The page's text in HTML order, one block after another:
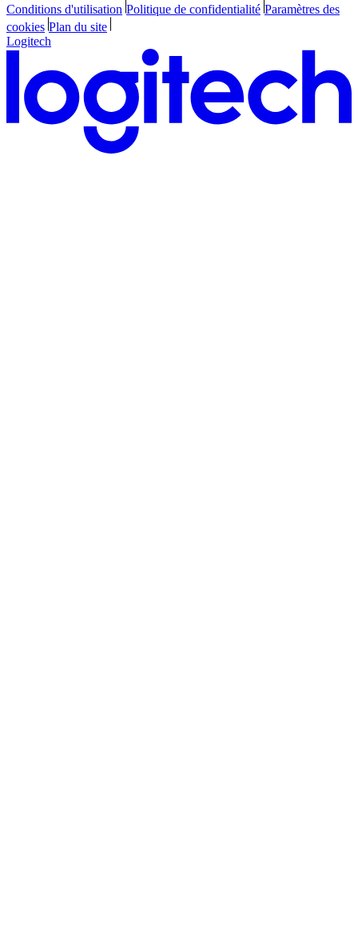
Conditions d'utilisation Politique de confidentialité Paramètres des
cookies Plan du site
Logitech